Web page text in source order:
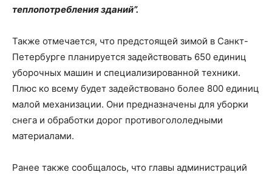
теплопотребления зданий”.
Также отмечается, что предстоящей зимой в Санкт-
Петербурге планируется задействовать 650 единиц
уборочных машин и специализированной техники.
Плюс ко всему будет задействовано более 800 единиц
малой механизации. Они предназначены для уборки
снега и обработки дорог противогололедными
материалами.
Ранее также сообщалось, что главы администраций